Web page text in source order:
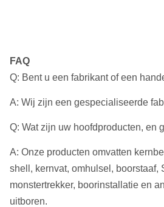
FAQ
Q: Bent u een fabrikant of een
A: Wij zijn een gespecialiseerde
Q: Wat zijn uw hoofdproducten, en
A: Onze producten omvatten
shell, kernvat, omhulsel, boorstaaf,
monstertrekker, boorinstallatie en
uitboren.